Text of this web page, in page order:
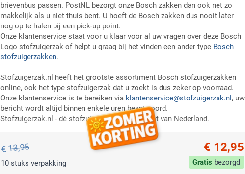
brievenbus passen. PostNL bezorgt onze Bosch zakken dan ook net zo
makkelijk als u niet thuis bent. U hoeft de Bosch zakken dus nooit later
nog op te halen bij een pick-up point.
Onze klantenservice staat voor u klaar voor al uw vragen over deze Bosch
Logo stofzuigerzak of helpt u graag bij het vinden een ander type Bosch
stofzuigerzakken.
Stofzuigerzak.nl heeft het grootste assortiment Bosch stofzuigerzakken
online, ook het type stofzuigerzak dat u zoekt is dus zeker op voorraad.
Onze klantenservice is te bereiken via klantenservice@stofzuigerzak.nl , uw
bericht wordt altijd binnen enkele uren beantwoord.
Stofzuigerzak.nl - dé stofzuigerzakken specialist van Nederland.
€ 13,95 € 12,95
10 stuks verpakking Gratis bezorgd